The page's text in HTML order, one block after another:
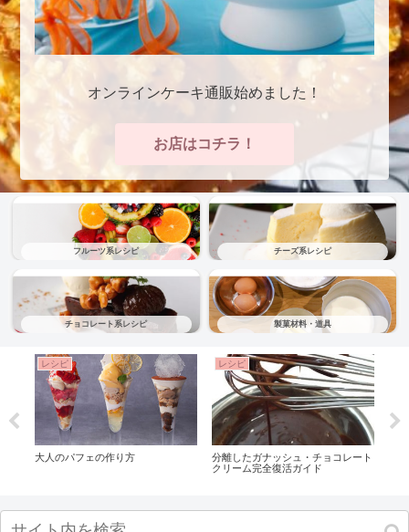
オンラインケーキ通販始めました！
お店はコチラ！
フルーツ系レシピ チーズ系レシピ
チョコレート系レシピ 製菓材料・道具
レシピ
大人のパフェの作り方
レシピ
分離したガナッシュ・チョコレート
クリーム完全復活ガイド